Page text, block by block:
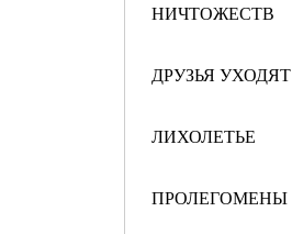
НИЧТОЖЕСТВ
ДРУЗЬЯ УХОДЯТ
ЛИХОЛЕТЬЕ
ПРОЛЕГОМЕНЫ